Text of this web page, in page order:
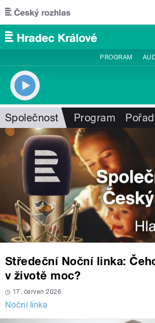
Přejít k hlavnímu obsahu
PROGRAM
Společnost Program
Středeční Noční linka:
v životě moc?
17. červen 2026
Noční linka